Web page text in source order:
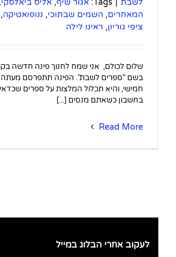
לשבת |
Tags: אגור שיף, אליס ביאלסקי,
המאחרים, השמים שבתוכי, ננופואטיקה,
ציפי גוריון, ראינו לילה
שלום לכולם, אני שמח לחנוך פינה חדשה
בשם "ספרים לשבת". הפינה תתפרסם מעתה
חמישי, והיא תכלול המלצות על ספרים
בחשבון כשאתם מנסים [...]
Read More
לעקוב אחרי הבלוג במייל